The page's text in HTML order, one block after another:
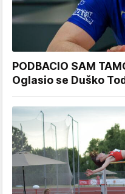
PODBACIO SAM
Oglasio se Duško